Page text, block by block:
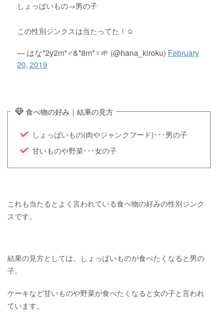
しょっぱいもの→男の子
この性別ジンクスは当たってた！☺
— はな*2y2m*♂&*8m*♀🌱 (@hana_kiroku) February
20, 2019
食べ物の好み｜結果の見方
しょっぱいもの(肉やジャンクフード)･･･男の子
甘いものや野菜･･･女の子
これも当たるとよく言われている食べ物の好みの性別ジンク
スです。
結果の見方としては、しょっぱいものが食べたくなると男の
子。
ケーキなど甘いものや野菜が食べたくなると女の子と言われ
ています。